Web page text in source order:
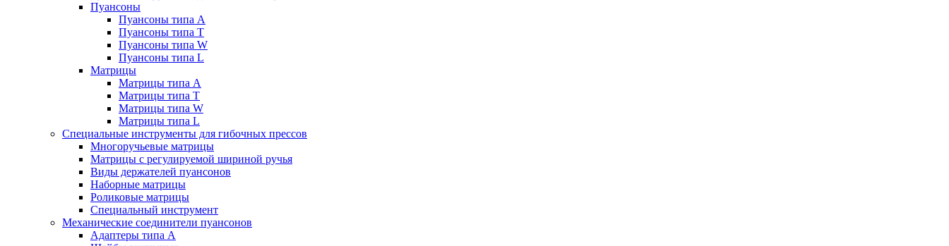
Пуансоны
Пуансоны типа A
Пуансоны типа T
Пуансоны типа W
Пуансоны типа L
Матрицы
Матрицы типа A
Матрицы типа T
Матрицы типа W
Матрицы типа L
Специальные инструменты для гибочных прессов
Многоручьевые матрицы
Матрицы с регулируемой шириной ручья
Виды держателей пуансонов
Наборные матрицы
Роликовые матрицы
Специальный инструмент
Механические соединители пуансонов
Адаптеры типа A